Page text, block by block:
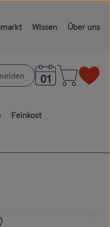
Wissen Über uns
Feinkost
,
.